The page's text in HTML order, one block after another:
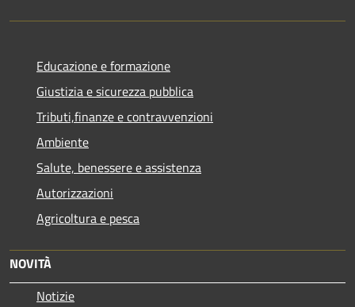
Educazione e formazione
Giustizia e sicurezza pubblica
Tributi,finanze e contravvenzioni
Ambiente
Salute, benessere e assistenza
Autorizzazioni
Agricoltura e pesca
NOVITÀ
Notizie